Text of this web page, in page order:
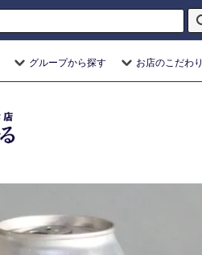
グループから探す お店のこだわり